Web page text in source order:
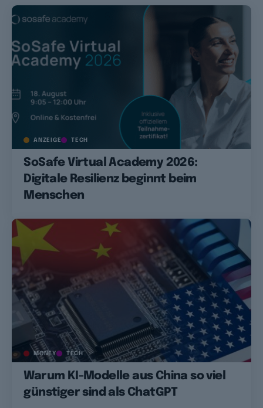
ANZEIGE TECH
SoSafe Virtual Academy 2026:
Digitale Resilienz beginnt beim
Menschen
MONEY TECH
Warum KI-Modelle aus China so viel
günstiger sind als ChatGPT